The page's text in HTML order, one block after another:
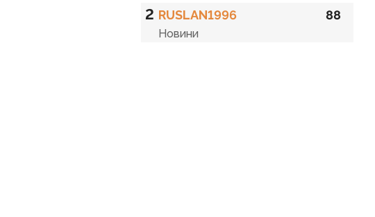
2 RUSLAN1996
Новини
88